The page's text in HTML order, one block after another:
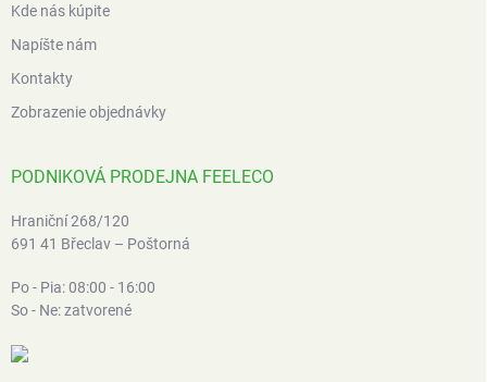
Kde nás kúpite
Napíšte nám
Kontakty
Zobrazenie objednávky
PODNIKOVÁ PRODEJNA FEELECO
Hraniční 268/120
691 41 Břeclav – Poštorná
Po - Pia: 08:00 - 16:00
So - Ne: zatvorené